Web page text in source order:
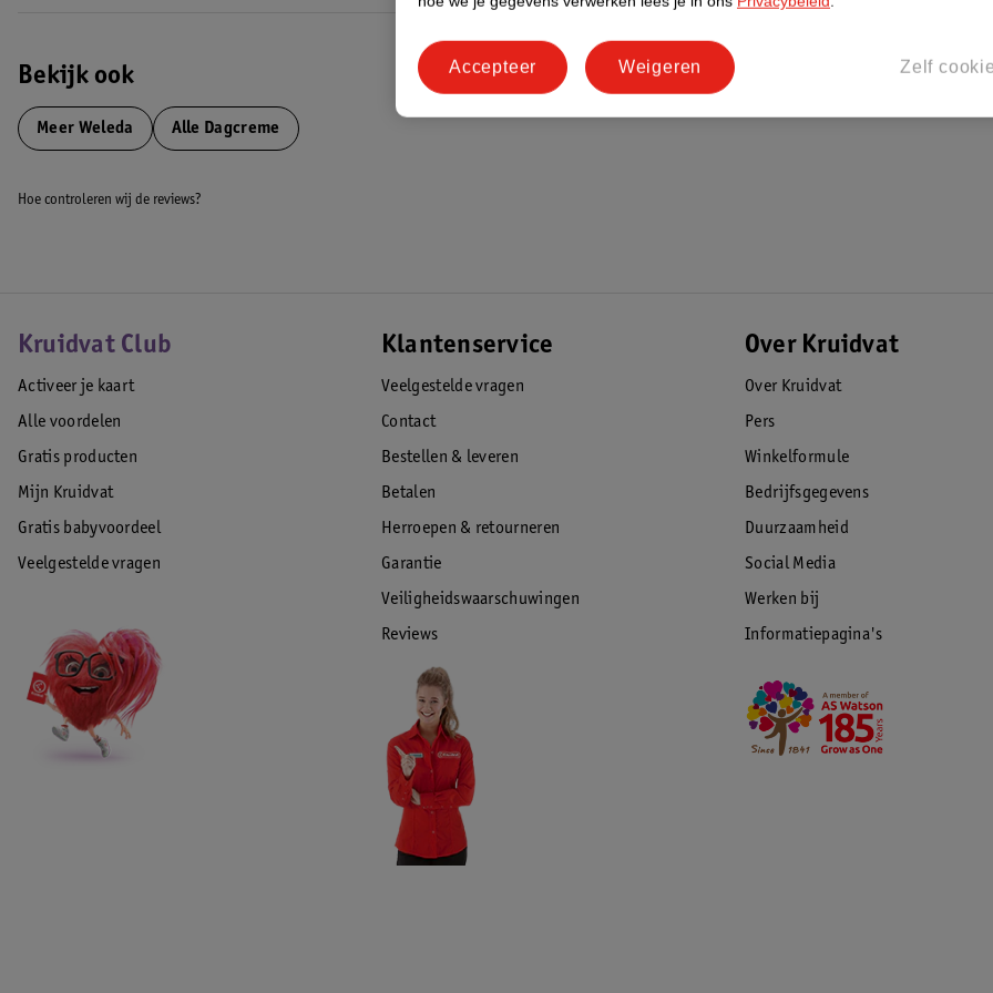
Bekijk ook
Meer Weleda Alle Dagcreme
Hoe controleren wij de reviews?
Kruidvat Club
Activeer je kaart
Alle voordelen
Gratis producten
Mijn Kruidvat
Gratis babyvoordeel
Veelgestelde vragen
Klantenservice
Veelgestelde vragen
Contact
Bestellen & leveren
Betalen
Herroepen & retourneren
Garantie
Veiligheidswaarschuwingen
Reviews
Over Kruidvat
Over Kruidvat
Pers
Winkelformule
Bedrijfsgegevens
Duurzaamheid
Social Media
Werken bij
Informatiepagina's
Zelf
Weigeren
Accepteer